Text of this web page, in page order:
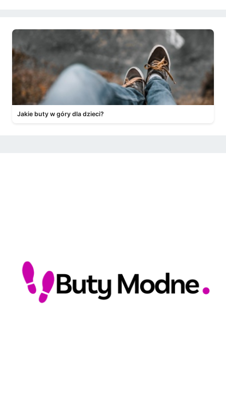
Jakie buty w góry dla dzieci?